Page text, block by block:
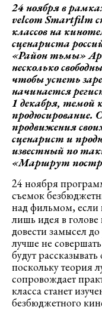
24 ноября в
velcomSmartfilm
классов на
сценариста
«Район тьмы»
несколько
чтобы успеть
начинается
1 декабря, темой
продюсирование.
продвижения
сценарист и
известный по
«Маршрут
24 ноября
съемок
над фильмом, если
лишь идея в
довести замысел
лучше не
будут
поскольку теория
сопровождает
класса станет
безбюджетного